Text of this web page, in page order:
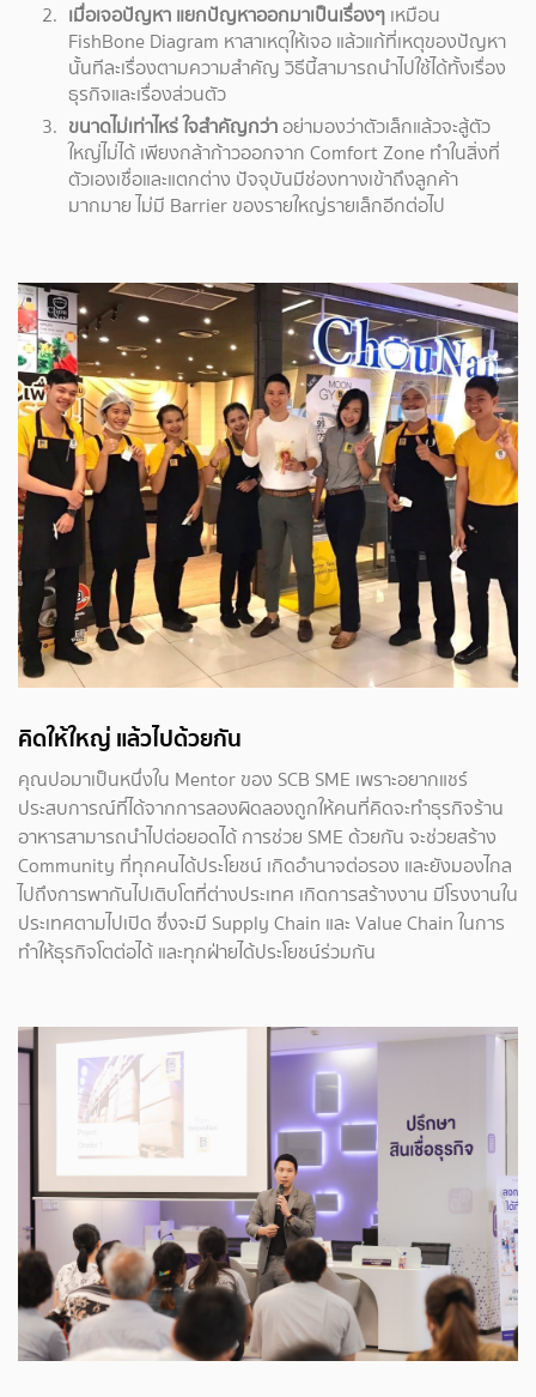
เมื่อเจอปัญหา แยกปัญหาออกมาเป็นเรื่องๆ เหมือน
FishBone Diagram หาสาเหตุให้เจอ แล้วแก้ที่เหตุของปัญหา
นั้นทีละเรื่องตามความสำคัญ วิธีนี้สามารถนำไปใช้ได้ทั้งเรื่อง
ธุรกิจและเรื่องส่วนตัว
ขนาดไม่เท่าไหร่ ใจสำคัญกว่า อย่ามองว่าตัวเล็กแล้วจะสู้ตัว
ใหญ่ไม่ได้ เพียงกล้าก้าวออกจาก Comfort Zone ทำในสิ่งที่
ตัวเองเชื่อและแตกต่าง ปัจจุบันมีช่องทางเข้าถึงลูกค้า
มากมาย ไม่มี Barrier ของรายใหญ่รายเล็กอีกต่อไป
คิดให้ใหญ่ แล้วไปด้วยกัน
คุณปอมาเป็นหนึ่งใน Mentor ของ SCB SME เพราะอยากแชร์
ประสบการณ์ที่ได้จากการลองผิดลองถูกให้คนที่คิดจะทำธุรกิจร้าน
อาหารสามารถนำไปต่อยอดได้ การช่วย SME ด้วยกัน จะช่วยสร้าง
Community ที่ทุกคนได้ประโยชน์ เกิดอำนาจต่อรอง และยังมองไกล
ไปถึงการพากันไปเติบโตที่ต่างประเทศ เกิดการสร้างงาน มีโรงงานใน
ประเทศตามไปเปิด ซึ่งจะมี Supply Chain และ Value Chain ในการ
ทำให้ธุรกิจโตต่อได้ และทุกฝ่ายได้ประโยชน์ร่วมกัน